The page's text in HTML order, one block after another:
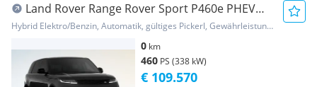
Land Rover Range Rover Sport P460e PHEV
AWD Dynamic SE Aut.
Hybrid Elektro/Benzin, Automatik, gültiges Pickerl, Gewährleistung, Garantie
0 km
460 PS (338 kW)
€ 109.570